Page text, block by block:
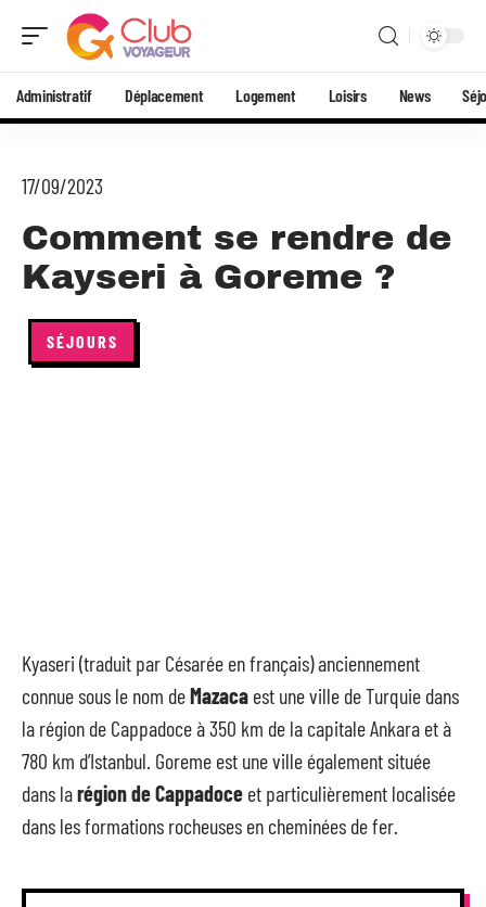
Administratif Déplacement Logement Loisirs News
17/09/2023
Comment se rendre de
Kayseri à Goreme ?
SÉJOURS
Kyaseri (traduit par Césarée en français) anciennement
connue sous le nom deMazaca est une ville de Turquie dans
la région de Cappadoce à 350 km de la capitale Ankara et à
780 km d’Istanbul. Goreme est une ville également située
dans larégion de Cappadoce et particulièrement localisée
dans les formations rocheuses en cheminées de fer.